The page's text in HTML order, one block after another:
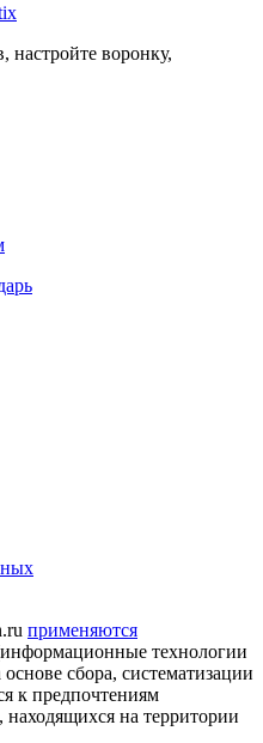
настройте воронку,
применяются
технологии
сбора, систематизации
к предпочтениям
находящихся на территории